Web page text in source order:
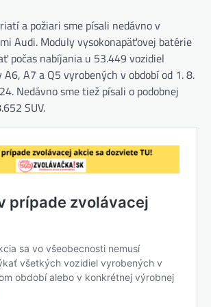
a požiari sme písali nedávno v
Audi. Moduly vysokonapäťovej batérie
počas nabíjania u 53.449 vozidiel
A7 a Q5 vyrobených v období od 1. 8.
Nedávno sme tiež písali o podobnej
SUV.